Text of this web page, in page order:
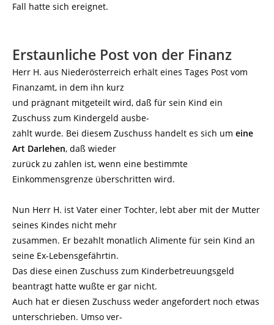
Fall hatte sich ereignet.
Erstaunliche Post von der Finanz
Herr H. aus Niederösterreich erhält eines Tages Post vom
Finanzamt, in dem ihn kurz
und prägnant mitgeteilt wird, daß für sein Kind ein
Zuschuss zum Kindergeld ausbe-
zahlt wurde. Bei diesem Zuschuss handelt es sich um eine
Art Darlehen, daß wieder
zurück zu zahlen ist, wenn eine bestimmte
Einkommensgrenze überschritten wird.
Nun Herr H. ist Vater einer Tochter, lebt aber mit der Mutter
seines Kindes nicht mehr
zusammen. Er bezahlt monatlich Alimente für sein Kind an
seine Ex-Lebensgefährtin.
Das diese einen Zuschuss zum Kinderbetreuungsgeld
beantragt hatte wußte er gar nicht.
Auch hat er diesen Zuschuss weder angefordert noch etwas
unterschrieben. Umso ver-